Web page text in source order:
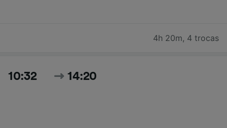
4h 20m, 4 trocas
10:32 14:20